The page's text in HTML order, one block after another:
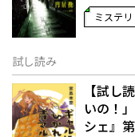
ミステリ
試し読み
【試し
いの！
シェ』